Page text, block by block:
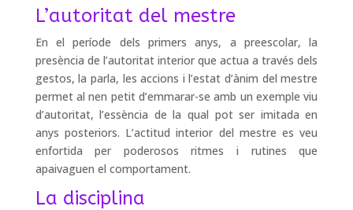
L’autoritat del mestre
En el període dels primers anys, a preescolar, la
presència de l’autoritat interior que actua a través dels
gestos, la parla, les accions i l’estat d’ànim del mestre
permet al nen petit d’emmarar-se amb un exemple viu
d’autoritat, l’essència de la qual pot ser imitada en
anys posteriors. L’actitud interior del mestre es veu
enfortida per poderosos ritmes i rutines que
apaivaguen el comportament.
La disciplina